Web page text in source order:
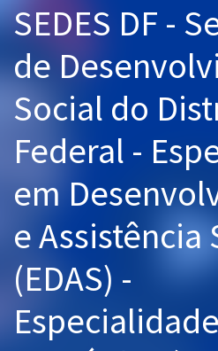
Cursos 20% OFF
Pós
Graduação
OAB
Questões grátis
Conteúdo gratuito
Blog
Aprovados
SEDES DF -
de
Social do
Federal -
em
e Assistência
(EDAS) -